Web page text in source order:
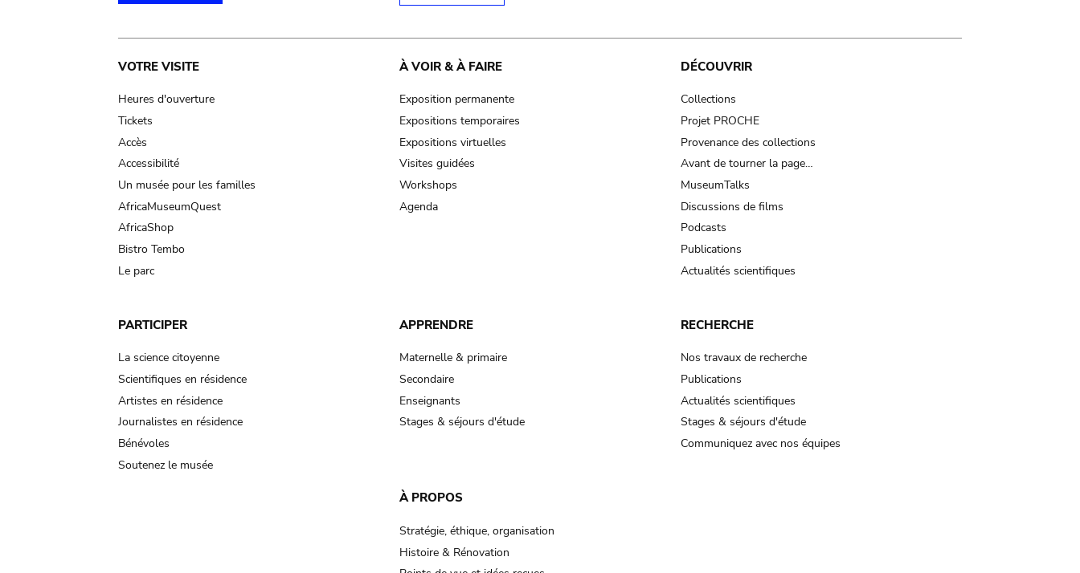
Main
navigation
VOTRE VISITE
Heures d'ouverture
Tickets
Accès
Accessibilité
Un musée pour les familles
AfricaMuseumQuest
AfricaShop
Bistro Tembo
Le parc
À VOIR & À FAIRE
Exposition permanente
Expositions temporaires
Expositions virtuelles
Visites guidées
Workshops
Agenda
DÉCOUVRIR
Collections
Projet PROCHE
Provenance des collections
Avant de tourner la page…
MuseumTalks
Discussions de films
Podcasts
Publications
Actualités scientifiques
PARTICIPER
La science citoyenne
Scientifiques en résidence
Artistes en résidence
Journalistes en résidence
Bénévoles
Soutenez le musée
APPRENDRE
Maternelle & primaire
Secondaire
Enseignants
Stages & séjours d'étude
RECHERCHE
Nos travaux de recherche
Publications
Actualités scientifiques
Stages & séjours d'étude
Communiquez avec nos équipes
À PROPOS
Stratégie, éthique, organisation
Histoire & Rénovation